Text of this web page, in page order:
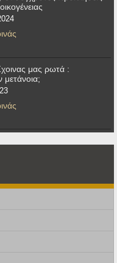
μας ρωτά :
μετάνοια;